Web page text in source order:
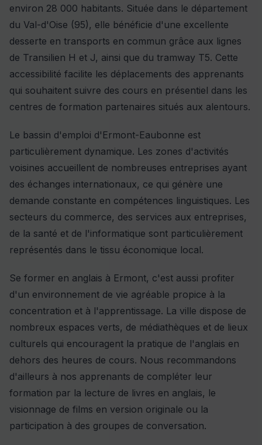
environ 28 000 habitants. Située dans le département
du Val-d'Oise (95), elle bénéficie d'une excellente
desserte en transports en commun grâce aux lignes
de Transilien H et J, ainsi que du tramway T5. Cette
accessibilité facilite les déplacements des apprenants
qui souhaitent suivre des cours en présentiel dans les
centres de formation partenaires situés aux alentours.
Le bassin d'emploi d'Ermont-Eaubonne est
particulièrement dynamique. Les zones d'activités
voisines accueillent de nombreuses entreprises ayant
des échanges internationaux, ce qui génère une
demande constante en compétences linguistiques. Les
secteurs du commerce, des services aux entreprises,
de la santé et de l'informatique sont particulièrement
représentés dans le tissu économique local.
Se former en anglais à Ermont, c'est aussi profiter
d'un environnement de vie agréable propice à la
concentration et à l'apprentissage. La ville dispose de
nombreux espaces verts, de médiathèques et de lieux
culturels qui encouragent la pratique de l'anglais en
dehors des heures de cours. Nous recommandons
d'ailleurs à nos apprenants de compléter leur
formation par la lecture de livres en anglais, le
visionnage de films en version originale ou la
participation à des groupes de conversation.